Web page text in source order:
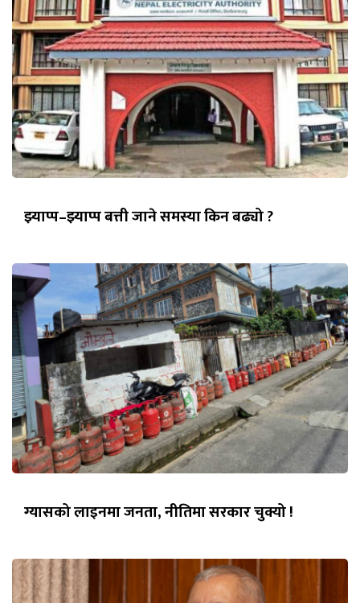
झ्याप्प–झ्याप्प बत्ती जाने समस्या किन बढ्यो ?
ग्यासको लाइनमा जनता, नीतिमा सरकार चुक्यो !